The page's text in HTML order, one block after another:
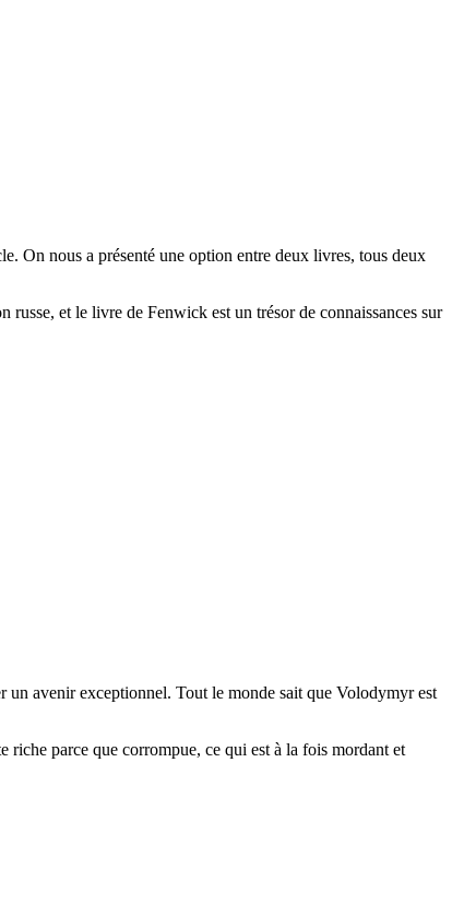
On nous a présenté une option entre deux livres, tous deux
russe, et le livre de Fenwick est un trésor de connaissances sur
un avenir exceptionnel. Tout le monde sait que Volodymyr est
riche parce que corrompue, ce qui est à la fois mordant et